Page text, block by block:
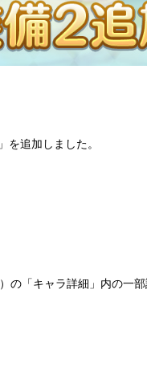
追加しました。
の「キャラ詳細」内の一